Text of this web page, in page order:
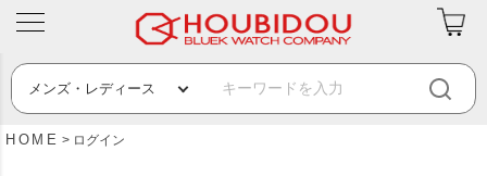
HOME ログイン